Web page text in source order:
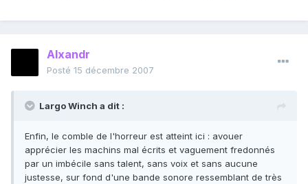
Alxandr
Posté 15 décembre 2007
Largo Winch a dit :
Enfin, le comble de l'horreur est atteint ici : avouer
apprécier les machins mal écrits et vaguement fredonnés
par un imbécile sans talent, sans voix et sans aucune
justesse, sur fond d'une bande sonore ressemblant de très